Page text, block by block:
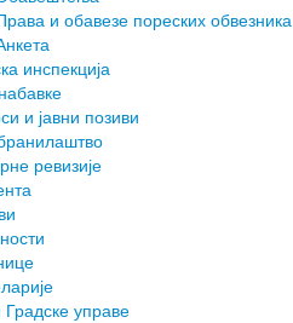
и обавезе пореских обвезника
инспекција
и јавни позиви
ревизије
управе